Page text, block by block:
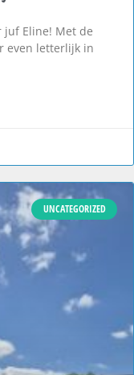
juf Eline! Met de
even letterlijk in
UNCATEGORIZED